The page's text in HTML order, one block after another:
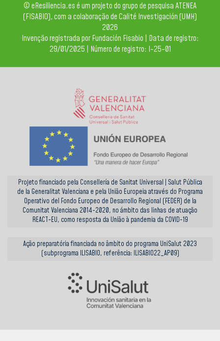
© eResiliencia.es é um projeto do grupo de pesquisa ATENEA
(FISABIO), com a colaboração de Calité Investigación (UMH)
2026
Invenção registrada por Fundación Fisabio | Data de registro:
29/01/2025 | Número de registro: I-25-01
Projeto financiado pela Consellería de Sanitat Universal | Salut Pública
de la Generalitat Valenciana e pela União Europeia através do Programa
Operativo del Fondo Europeo de Desarrollo Regional (FEDER) de la
Comunitat Valenciana 2014-2020, no ámbito das linhas de atuação
REACT-EU, como resposta da União à pandemia da COVID-19
Ação preparatória financiada no âmbito do programa UniSalut 2023
(subprograma ILISABIO, referência: ILISABIO22_AP09)